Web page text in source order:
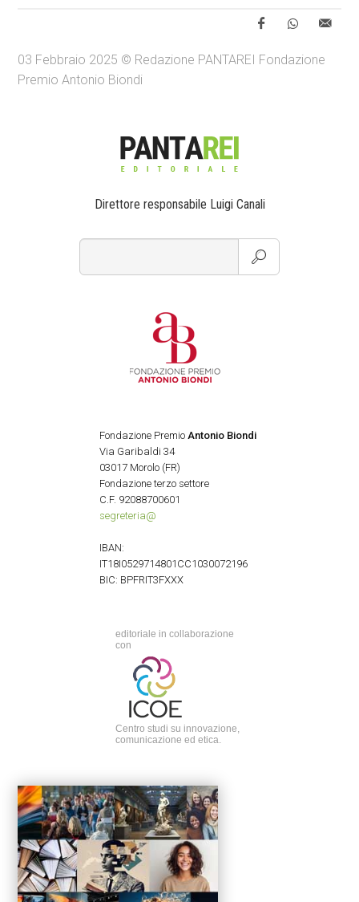
03 Febbraio 2025 © Redazione PANTAREI Fondazione
Premio Antonio Biondi
Direttore responsabile Luigi Canali
Fondazione PremioAntonio Biondi
Via Garibaldi 34
03017 Morolo (FR)
Fondazione terzo settore
C.F. 92088700601
segreteria@
IBAN:
IT18I0529714801CC1030072196
BIC: BPFRIT3FXXX
editoriale in collaborazione
con
Centro studi su innovazione,
comunicazione ed etica.